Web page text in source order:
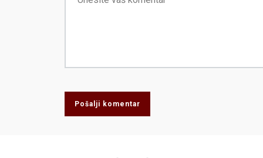
Pošalji komentar